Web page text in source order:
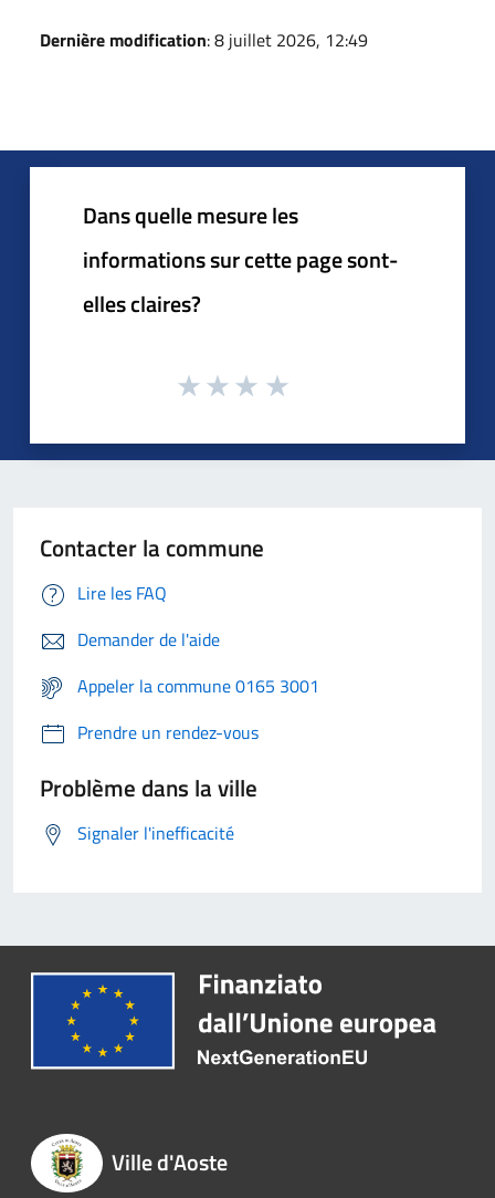
Dernière modification: 8 juillet 2026, 12:49
Dans quelle mesure les
informations sur cette page sont-
elles claires?
Contacter la commune
Lire les FAQ
Demander de l'aide
Appeler la commune 0165 3001
Prendre un rendez-vous
Problème dans la ville
Signaler l'inefficacité
Ville d'Aoste